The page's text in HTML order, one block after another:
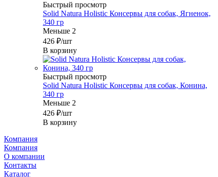
Быстрый просмотр
Solid Natura Holistic Консервы для собак, Ягненок,
340 гр
Меньше 2
426 ₽/шт
В корзину
Быстрый просмотр
Solid Natura Holistic Консервы для собак, Конина,
340 гр
Меньше 2
426 ₽/шт
В корзину
Компания
Компания
О компании
Контакты
Каталог